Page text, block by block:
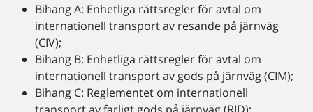
Bihang A: Enhetliga rättsregler för avtal om
internationell transport av resande på järnväg
(CIV);
Bihang B: Enhetliga rättsregler för avtal om
internationell transport av gods på järnväg (CIM);
Bihang C: Reglementet om internationell